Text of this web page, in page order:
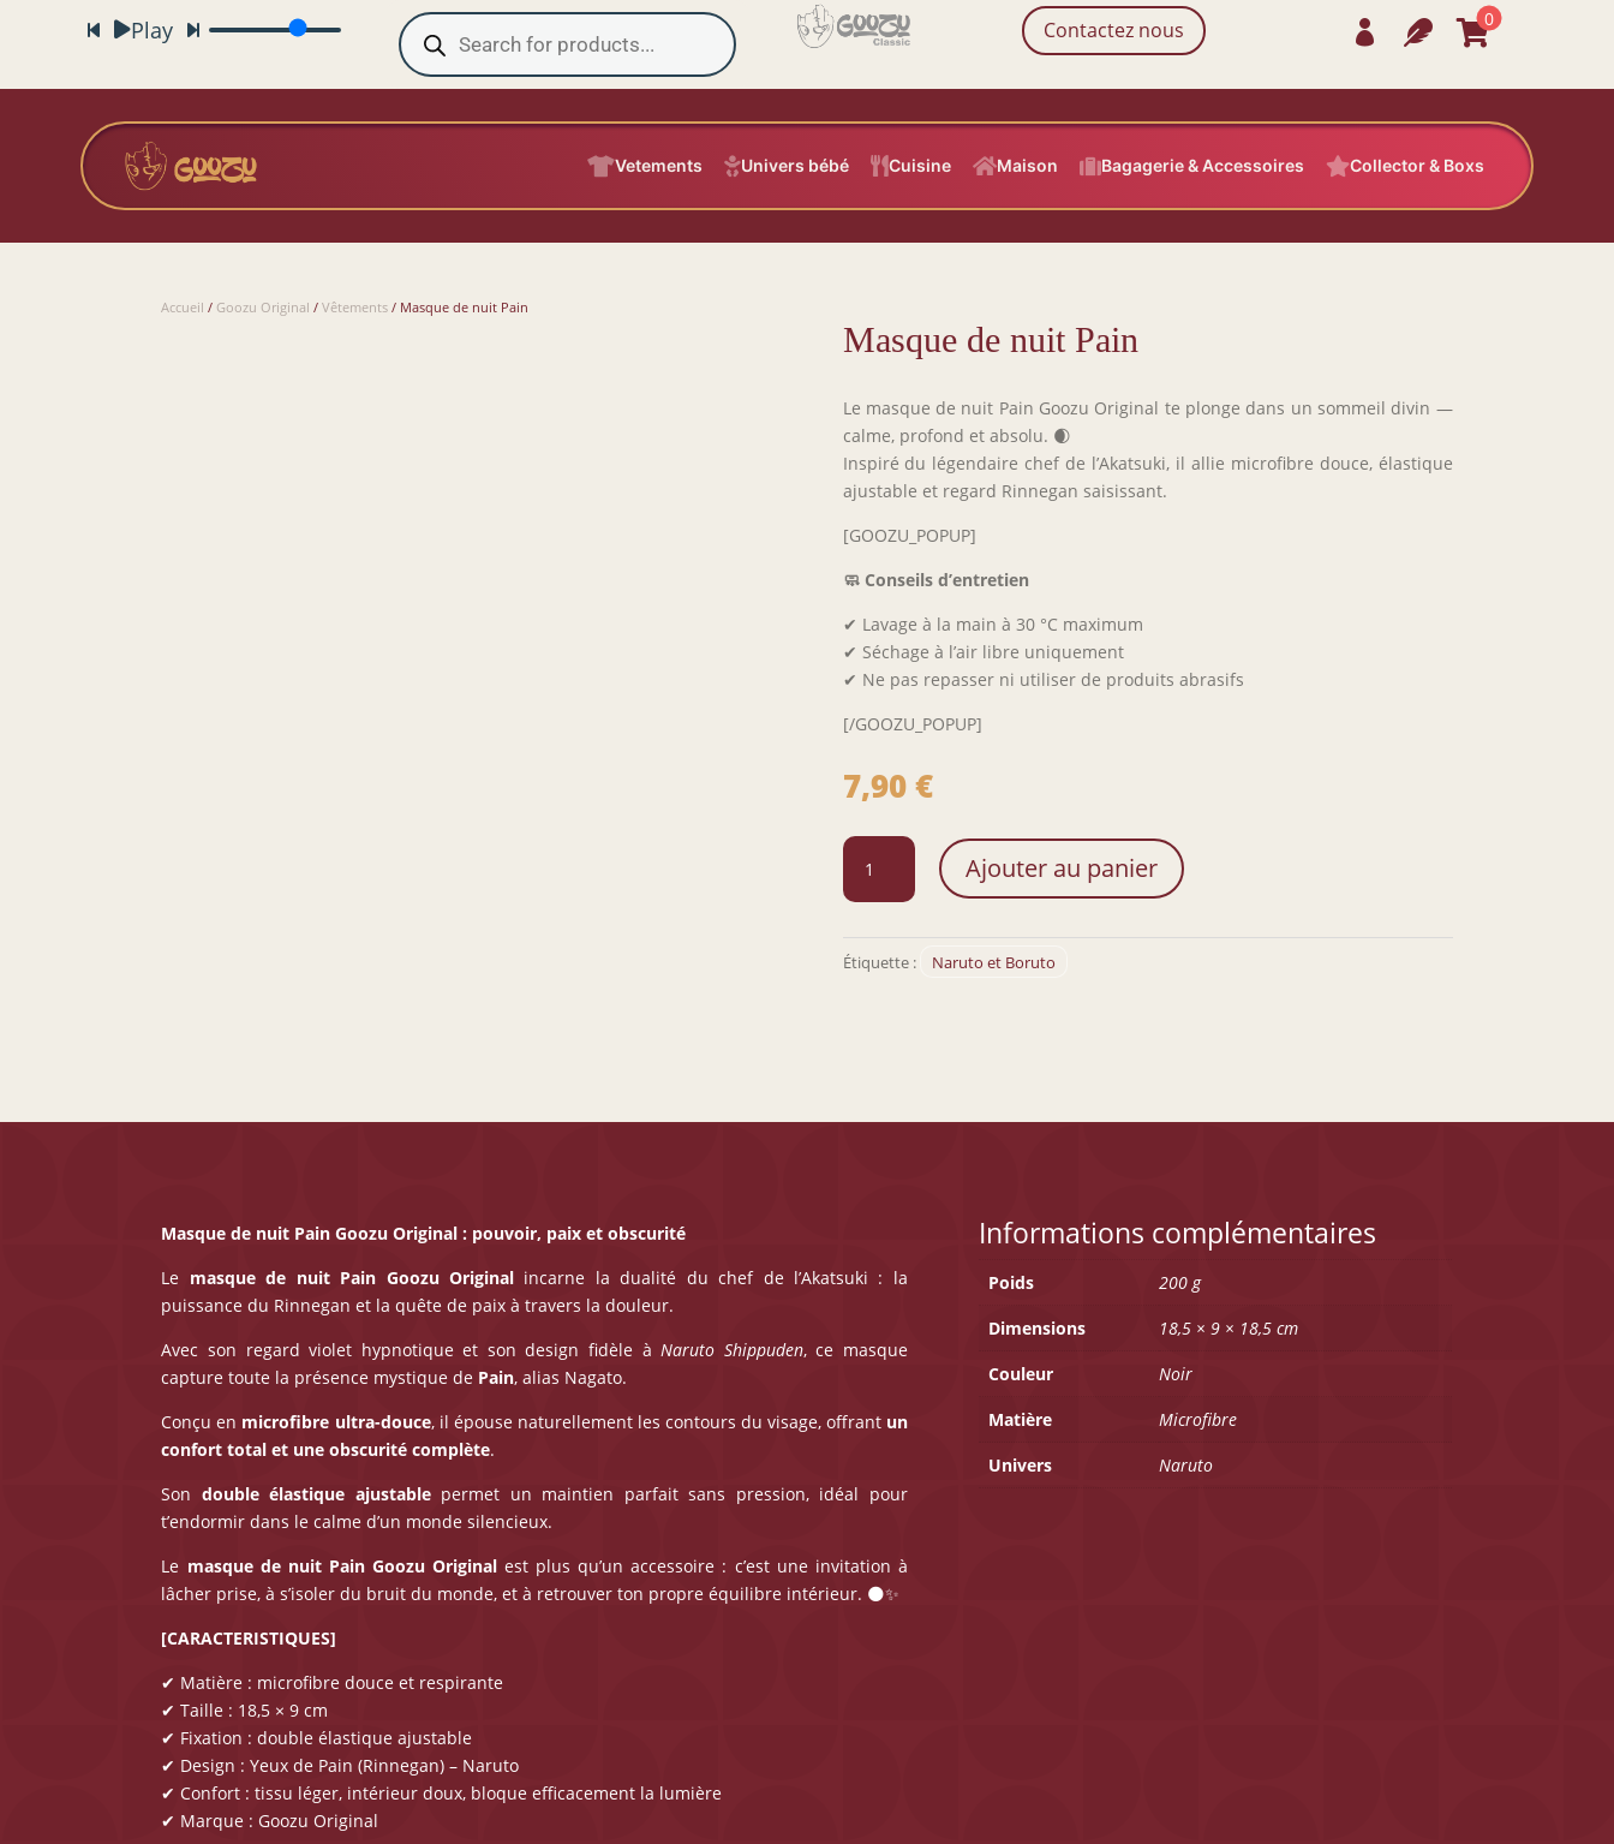
Play Recherche
de
produits
Contactez nous   
0
Vetements Univers bébé Cuisine Maison Bagagerie & Accessoires Collector & Boxs
Accueil / Goozu Original /Vêtements / Masque de nuit Pain
Masque de nuit Pain
Le masque de nuit Pain Goozu Original te plonge dans un sommeil divin —
calme, profond et absolu. 🌒
Inspiré du légendaire chef de l’Akatsuki, il allie microfibre douce, élastique
ajustable et regard Rinnegan saisissant.
[GOOZU_POPUP]
🧼 Conseils d’entretien
✔ Lavage à la main à 30 °C maximum
✔ Séchage à l’air libre uniquement
✔ Ne pas repasser ni utiliser de produits abrasifs
[/GOOZU_POPUP]
7,90€
quantité
Masque
nuit
Ajouter au panier
Étiquette : Naruto et Boruto
Masque de nuit Pain Goozu Original : pouvoir, paix et obscurité
Le masque de nuit Pain Goozu Original incarne la dualité du chef de l’Akatsuki : la
puissance du Rinnegan et la quête de paix à travers la douleur.
Avec son regard violet hypnotique et son design fidèle àNaruto Shippuden, ce masque
capture toute la présence mystique de Pain, alias Nagato.
Conçu en microfibre ultra-douce, il épouse naturellement les contours du visage, offrant un
confort total et une obscurité complète.
Son double élastique ajustablepermet un maintien parfait sans pression, idéal pour
t’endormir dans le calme d’un monde silencieux.
Le masque de nuit Pain Goozu Original est plus qu’un accessoire : c’est une invitation à
lâcher prise, à s’isoler du bruit du monde, et à retrouver ton propre équilibre intérieur. 🌑✨
[CARACTERISTIQUES]
✔ Matière : microfibre douce et respirante
✔ Taille : 18,5 × 9 cm
✔ Fixation : double élastique ajustable
✔ Design : Yeux de Pain (Rinnegan) – Naruto
✔ Confort : tissu léger, intérieur doux, bloque efficacement la lumière
✔ Marque : Goozu Original
Informations complémentaires
Poids
200 g
Dimensions
18,5 × 9 × 18,5 cm
Couleur
Noir
Matière
Microfibre
Univers
Naruto